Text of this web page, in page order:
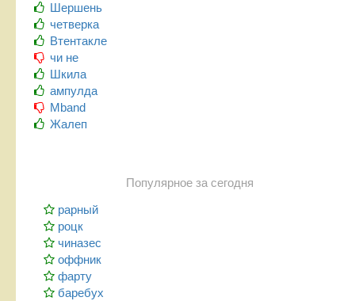
Шершень
четверка
Втентакле
чи не
Шкила
ампулда
Mband
Жалеп
Популярное за сегодня
рарный
роцк
чиназес
оффник
фарту
баребух